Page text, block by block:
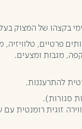
בקצהו של המצוק
פרטיים, טלוויזיה,
מגבות ומצעים.
להתרעננות.
סגורות).
זוגית רומנטית